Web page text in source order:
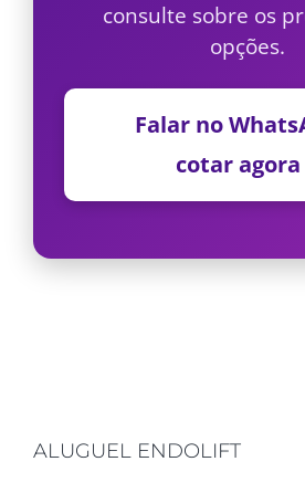
consulte sobre os
opções.
Falar no
cotar agora
ALUGUEL ENDOLIFT